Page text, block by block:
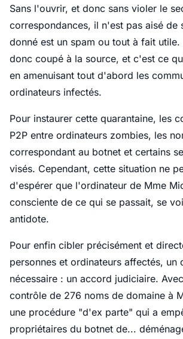
Sans l'ouvrir, et donc sans violer le
correspondances, il n'est pas aisé de
donné est un spam ou tout à fait
donc coupé à la source, et c'est ce
en amenuisant tout d'abord les
ordinateurs infectés.
Pour instaurer cette quarantaine, les
P2P entre ordinateurs zombies, les
correspondant au botnet et certains
visés. Cependant, cette situation ne
d'espérer que l'ordinateur de Mme
consciente de ce qui se passait, se
antidote.
Pour enfin cibler précisément et
personnes et ordinateurs affectés, un
nécessaire : un accord judiciaire.
contrôle de 276 noms de domaine à
une procédure "d'ex parte" qui a
propriétaires du botnet de...